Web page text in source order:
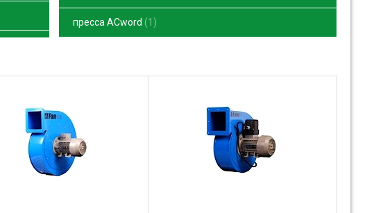
пресса ACword 1